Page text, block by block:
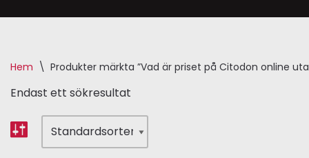
Hem \ Produkter märkta ”Vad är priset på Citodon online
Endast ett sökresultat